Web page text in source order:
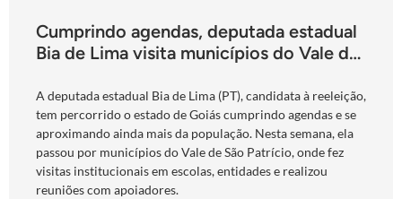
Cumprindo agendas, deputada estadual
Bia de Lima visita municípios do Vale do
A deputada estadual Bia de Lima (PT), candidata à reeleição,
tem percorrido o estado de Goiás cumprindo agendas e se
aproximando ainda mais da população. Nesta semana, ela
passou por municípios do Vale de São Patrício, onde fez
visitas institucionais em escolas, entidades e realizou
reuniões com apoiadores.